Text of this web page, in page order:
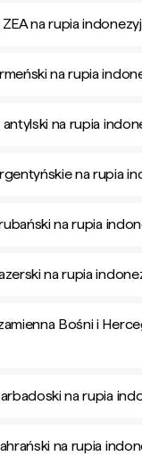
na rupia
na rupia
na rupia
na rupia
na rupia
na rupia
Bośni i
na rupia
na rupia